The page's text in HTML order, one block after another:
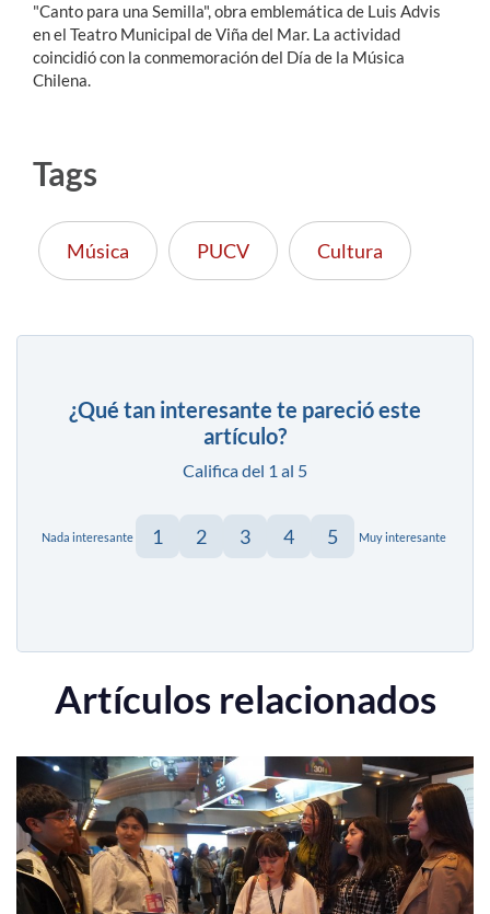
"Canto para una Semilla", obra emblemática de Luis Advis
en el Teatro Municipal de Viña del Mar. La actividad
coincidió con la conmemoración del Día de la Música
Chilena.
Tags
Música PUCV Cultura
¿Qué tan interesante te pareció este
artículo?
Califica del 1 al 5
Nada interesante 1 2 3 4 5 Muy interesante
Artículos relacionados